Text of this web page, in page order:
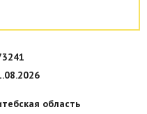
публичной офертой и
область